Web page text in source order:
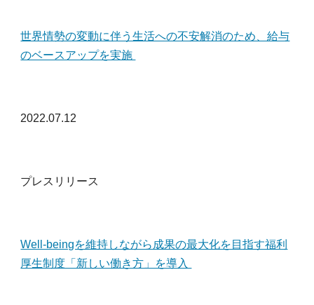
世界情勢の変動に伴う生活への不安解消のため、給与
のベースアップを実施
2022.07.12
プレスリリース
Well-beingを維持しながら成果の最大化を目指す福利
厚生制度「新しい働き方」を導入